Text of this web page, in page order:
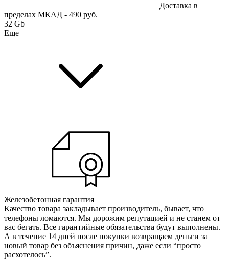
Доставка в
пределах МКАД - 490 руб.
32 Gb
Еще
Железобетонная гарантия
Качество товара закладывает производитель, бывает, что
телефоны ломаются. Мы дорожим репутацией и не станем от
вас бегать. Все гарантийные обязательства будут выполнены.
А в течение 14 дней после покупки возвращаем деньги за
новый товар без объяснения причин, даже если “просто
расхотелось”.